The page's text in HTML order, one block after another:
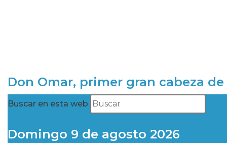
Don Omar, primer gran cabeza
Buscar en esta web
Domingo 9 de agosto 2026